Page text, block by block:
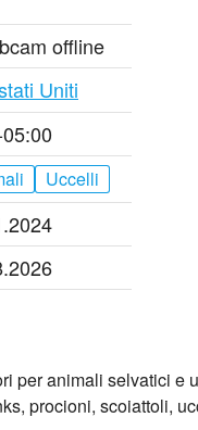
offline
Uniti
Uccelli
per animali selvatici e
procioni, scoiattoli,